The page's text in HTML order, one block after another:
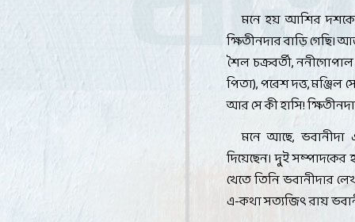
মনে হয় আশির
ক্ষিতীনদার বাড়ি
শৈল চক্রবর্তী,ননীগোপাল
পিতা),পরেশ দত্ত,মঞ্জিল
আর সে কী হাসি!
মনে আছে,ভবানীদা
দিয়েছেন। দুই সম্পাদকের
খেতে তিনি ভবানীদার
এ-কথা সত্যজিৎ রায়